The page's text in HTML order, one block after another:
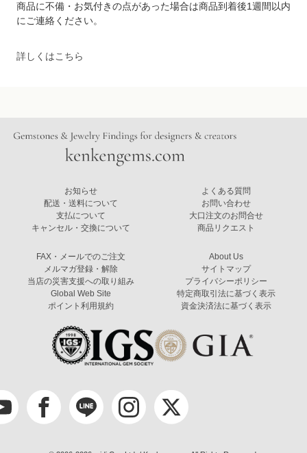
商品に不備・お気付きの点があった場合は商品到着後1週間以内
にご連絡ください。
詳しくはこちら
お知らせ
配送・送料について
支払について
キャンセル・交換について
よくある質問
お問い合わせ
大口注文のお問合せ
商品リクエスト
FAX・メールでのご注文
メルマガ登録・解除
当店の災害支援への取り組み
Global Web Site
ポイント利用規約
About Us
サイトマップ
プライバシーポリシー
特定商取引法に基づく表示
資金決済法に基づく表示